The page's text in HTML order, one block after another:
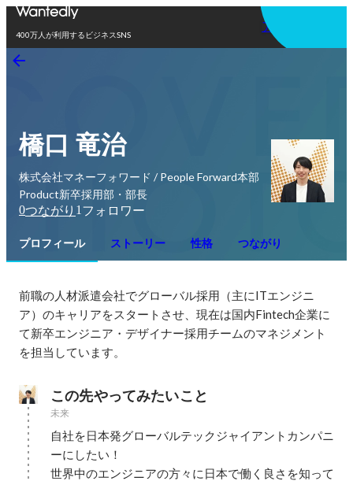
400万人が利用するビジネスSNS
アプリを使う
橋口 竜治
株式会社マネーフォワード / People Forward本部
Product新卒採用部・部長
0つながり 1 フォロワー
プロフィール ストーリー 性格 つながり
前職の人材派遣会社でグローバル採用（主にITエンジニ
ア）のキャリアをスタートさせ、現在は国内Fintech企業に
て新卒エンジニア・デザイナー採用チームのマネジメント
を担当しています。
この先やってみたいこと
未来
自社を日本発グローバルテックジャイアントカンパニ
ーにしたい！
世界中のエンジニアの方々に日本で働く良さを知って